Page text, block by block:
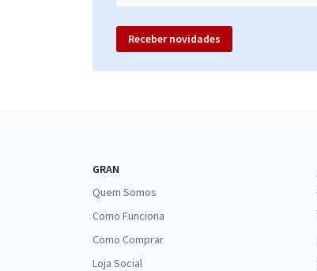
Receber novidades
GRAN
Quem Somos
Como Funciona
Como Comprar
Loja Social